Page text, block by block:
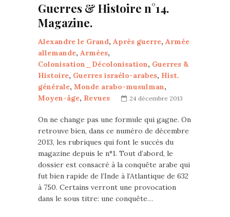
Guerres & Histoire n°14.
Magazine.
Alexandre le Grand, Après guerre, Armée
allemande, Armées,
Colonisation_Décolonisation, Guerres &
Histoire, Guerres israélo-arabes, Hist.
générale, Monde arabo-musulman,
Moyen-âge, Revues 24 décembre 2013
On ne change pas une formule qui gagne. On
retrouve bien, dans ce numéro de décembre
2013, les rubriques qui font le succès du
magazine depuis le n°1. Tout d’abord, le
dossier est consacré à la conquête arabe qui
fut bien rapide de l’Inde à l’Atlantique de 632
à 750. Certains verront une provocation
dans le sous titre: une conquête…